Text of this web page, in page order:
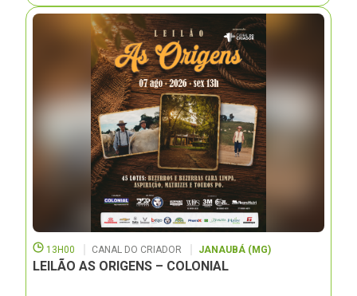
13H00 CANAL DO CRIADOR JANAUBÁ (MG)
LEILÃO AS ORIGENS – COLONIAL